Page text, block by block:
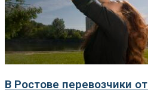
В Ростове перевозчики